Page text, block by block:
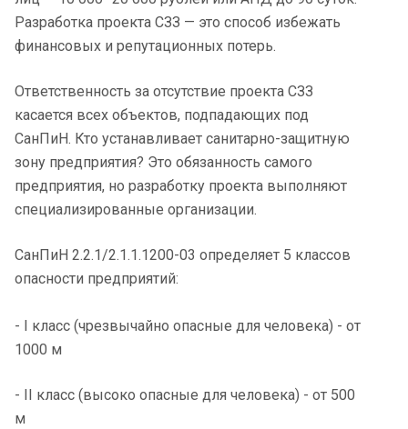
Разработка проекта СЗЗ — это способ избежать
финансовых и репутационных потерь.
Ответственность за отсутствие проекта СЗЗ
касается всех объектов, подпадающих под
СанПиН. Кто устанавливает санитарно-защитную
зону предприятия? Это обязанность самого
предприятия, но разработку проекта выполняют
специализированные организации.
СанПиН 2.2.1/2.1.1.1200-03 определяет 5 классов
опасности предприятий:
- I класс (чрезвычайно опасные для человека) - от
1000 м
- II класс (высоко опасные для человека) - от 500
м